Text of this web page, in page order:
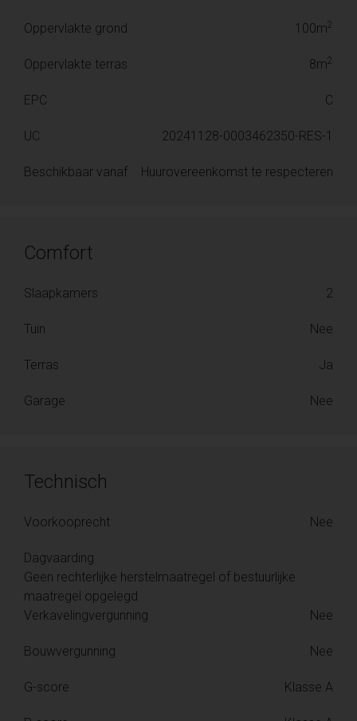
Oppervlakte grond 100m2
Oppervlakte terras 8m2
EPC C
UC 20241128-0003462350-RES-1
Beschikbaar vanaf Huurovereenkomst te respecteren
Comfort
Slaapkamers 2
Tuin Nee
Terras Ja
Garage Nee
Technisch
Voorkooprecht Nee
Dagvaarding
Geen rechterlijke herstelmaatregel of bestuurlijke
maatregel opgelegd
Verkavelingvergunning
Nee
Bouwvergunning Nee
G-score Klasse A